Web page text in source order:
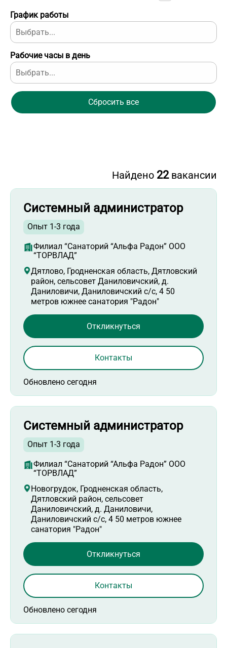
График работы
Рабочие часы в день
Сбросить все
Найдено 22вакансии
Системный администратор
Опыт 1-3 года
Филиал “Санаторий “Альфа Радон” ООО
“ТОРВЛАД”
Дятлово, Гродненская область, Дятловский
район, сельсовет Даниловичский, д.
Даниловичи, Даниловичский с/с, 4 50
метров южнее санатория "Радон"
Обновлено сегодня
Откликнуться
Контакты
Системный администратор
Опыт 1-3 года
Филиал “Санаторий “Альфа Радон” ООО
“ТОРВЛАД”
Новогрудок, Гродненская область,
Дятловский район, сельсовет
Даниловичский, д. Даниловичи,
Даниловичский с/с, 4 50 метров южнее
санатория "Радон"
Обновлено сегодня
Откликнуться
Контакты